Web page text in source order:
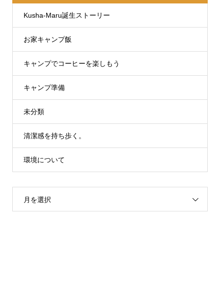
Kusha-Maru誕生ストーリー
お家キャンプ飯
キャンプでコーヒーを楽しもう
キャンプ準備
未分類
清潔感を持ち歩く。
環境について
月を選択